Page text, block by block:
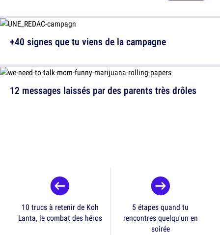
12 messages laissés par des parents très drôles
+40 signes que tu viens de la campagne
10 trucs à retenir de Koh
Lanta, le combat des héros
5 étapes quand tu
rencontres quelqu'un en
soirée